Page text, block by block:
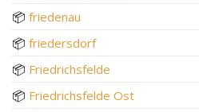
📦 friedenau
📦 friedersdorf
📦 Friedrichsfelde
📦 Friedrichsfelde Ost